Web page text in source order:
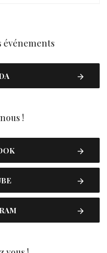
événements
!